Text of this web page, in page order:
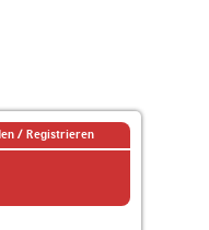
/ Registrieren